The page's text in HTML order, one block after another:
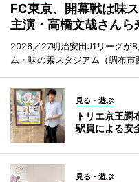
FC東京、開幕戦は味
主演・高橋文哉さんら
2026／27明治安田J1リーグが
ム・味の素スタジアム（調布市
見る・遊ぶ
トリエ京王
駅員による安
見る・遊ぶ